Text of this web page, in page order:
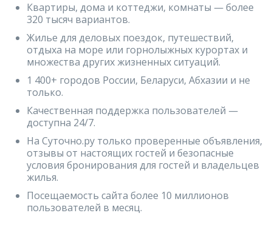
Квартиры, дома и коттеджи, комнаты — более
320 тысяч вариантов.
Жилье для деловых поездок, путешествий,
отдыха на море или горнолыжных курортах и
множества других жизненных ситуаций.
1 400+ городов России, Беларуси, Абхазии и не
только.
Качественная поддержка пользователей —
доступна 24/7.
На Суточно.ру только проверенные объявления,
отзывы от настоящих гостей и безопасные
условия бронирования для гостей и владельцев
жилья.
Посещаемость сайта более 10 миллионов
пользователей в месяц.